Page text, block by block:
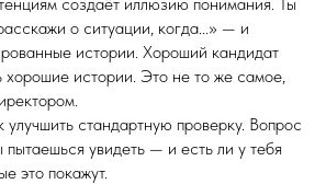
о ситуации, когда...» — и
истории. Хороший кандидат
хорошие истории. Это не то же самое,
улучшить стандартную проверку. Вопрос
пытаешься увидеть — и есть ли у тебя
это покажут.